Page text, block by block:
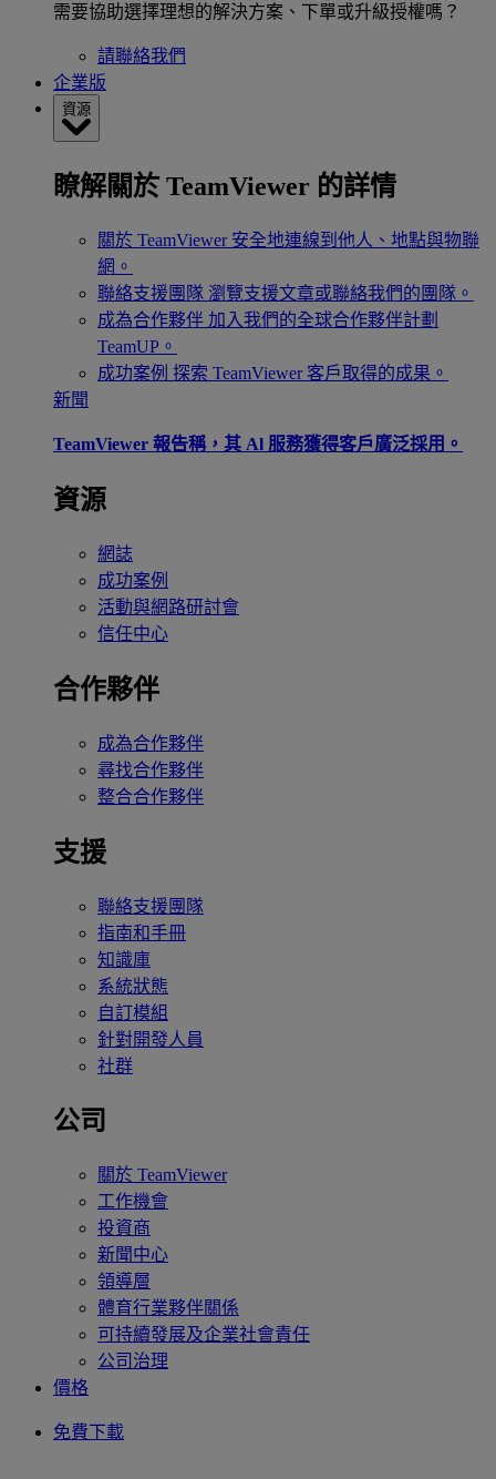
需要協助選擇理想的解決方案、下單或升級授權嗎？
請聯絡我們
企業版
資源
瞭解關於 TeamViewer 的詳情
關於 TeamViewer 安全地連線到他人、地點與物聯
網。
聯絡支援團隊 瀏覽支援文章或聯絡我們的團隊。
成為合作夥伴 加入我們的全球合作夥伴計劃
TeamUP。
成功案例 探索 TeamViewer 客戶取得的成果。
新聞
TeamViewer 報告稱，其 Al 服務獲得客戶廣泛採用。
資源
網誌
成功案例
活動與網路研討會
信任中心
合作夥伴
成為合作夥伴
尋找合作夥伴
整合合作夥伴
支援
聯絡支援團隊
指南和手冊
知識庫
系統狀態
自訂模組
針對開發人員
社群
公司
關於 TeamViewer
工作機會
投資商
新聞中心
領導層
體育行業夥伴關係
可持續發展及企業社會責任
公司治理
價格
免費下載